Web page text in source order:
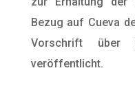
Bezug auf Cueva
Vorschrift über
veröffentlicht.